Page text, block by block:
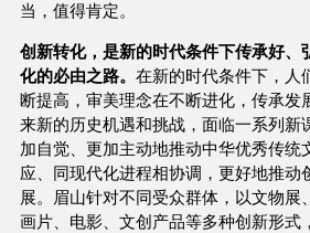
当，值得肯定。
创新转化，是新的时代条件下传承好、
化的必由之路。 在新的时代条件下，人
断提高，审美理念在不断进化，传承发
来新的历史机遇和挑战，面临一系列新
加自觉、更加主动地推动中华优秀传统
应、同现代化进程相协调，更好地推动
展。眉山针对不同受众群体，以文物展
画片、电影、文创产品等多种创新形式